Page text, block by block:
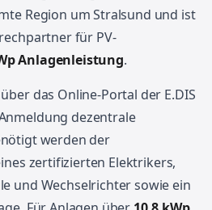
Region um Stralsund und ist
für PV-
Anlagenleistung.
das Online-Portal der E.DIS
dezentrale
werden der
zertifizierten Elektrikers,
und Wechselrichter sowie ein